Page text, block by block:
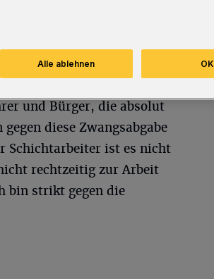
und Bürger, die absolut
diese Zwangsabgabe
Schichtarbeiter ist es nicht
rechtzeitig zur Arbeit
bin strikt gegen die
Alle ablehnen OK